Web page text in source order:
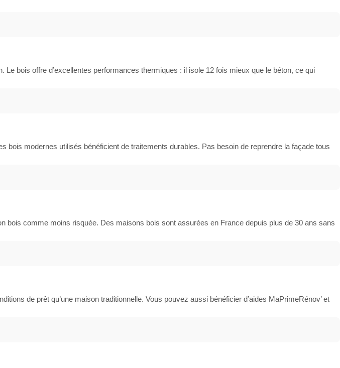
bois offre d’excellentes performances thermiques : il isole 12 fois mieux que le béton, ce qui
bois modernes utilisés bénéficient de traitements durables. Pas besoin de reprendre la façade tous
comme moins risquée. Des maisons bois sont assurées en France depuis plus de 30 ans sans
de prêt qu’une maison traditionnelle. Vous pouvez aussi bénéficier d’aides MaPrimeRénov’ et